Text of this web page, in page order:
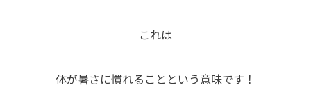
これは
体が暑さに慣れることという意味です！